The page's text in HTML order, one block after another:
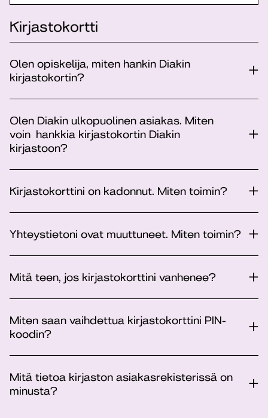
Kirjastokortti
Olen opiskelija, miten hankin Diakin
kirjastokortin?
Olen Diakin ulkopuolinen asiakas. Miten
voin hankkia kirjastokortin Diakin
kirjastoon?
Kirjastokorttini on kadonnut. Miten toimin?
Yhteystietoni ovat muuttuneet. Miten toimin?
Mitä teen, jos kirjastokorttini vanhenee?
Miten saan vaihdettua kirjastokorttini PIN-
koodin?
Mitä tietoa kirjaston asiakasrekisterissä on
minusta?